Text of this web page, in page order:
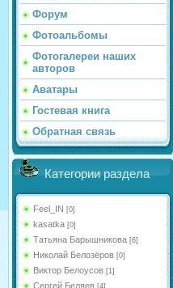
Форум
Фотоальбомы
Фотогалереи наших
авторов
Аватары
Гостевая книга
Обратная связь
Категории раздела
Feel_IN [0]
kasatka [0]
Татьяна Барышникова [6]
Николай Белозёров [0]
Виктор Белоусов [1]
Сергей Беляев [4]